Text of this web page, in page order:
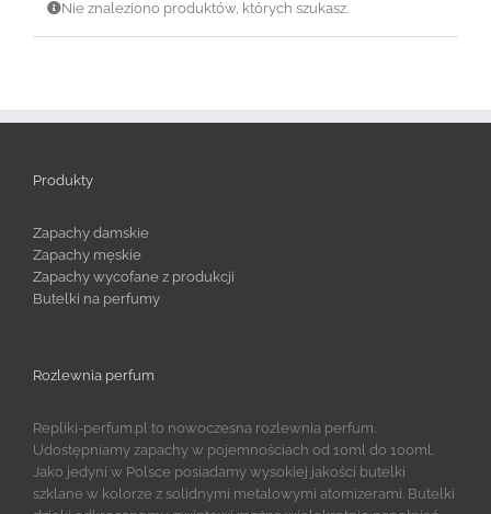
Nie znaleziono produktów, których szukasz.
Produkty
Zapachy damskie
Zapachy męskie
Zapachy wycofane z produkcji
Butelki na perfumy
Rozlewnia perfum
Repliki-perfum.pl to nowoczesna rozlewnia perfum.
Udostępniamy zapachy w pojemnościach od 10ml do 100ml.
Jako jedyni w Polsce posiadamy wysokiej jakości butelki
szklane w kolorze z solidnymi metalowymi atomizerami. Butelki